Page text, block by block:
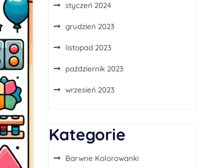
styczeń 2024
grudzień 2023
listopad 2023
październik 2023
wrzesień 2023
Kategorie
Barwne Kolorowanki